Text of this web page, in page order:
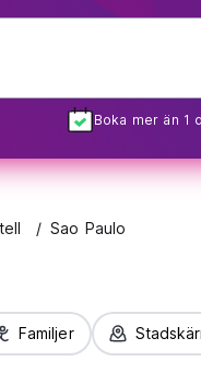
Boka mer än 1
Sao Paulo
Familjer